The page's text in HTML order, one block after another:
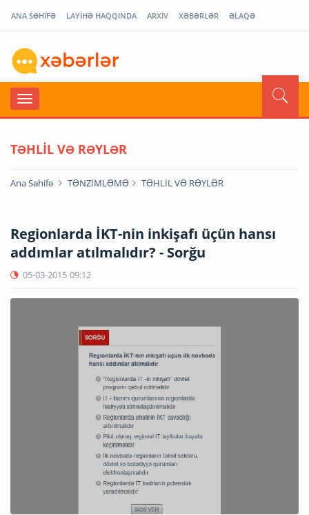
ANA SƏHİFƏ LAYİHƏ HAQQINDA ARXİV XƏBƏRLƏR ƏLAQƏ
TƏHLİL VƏ RƏYLƏR
Ana Səhifə TƏNZİMLƏMƏ TƏHLİL VƏ RƏYLƏR
Regionlarda İKT-nin inkişafı üçün hansı
addımlar atılmalıdır? - Sorğu
05-03-2015 09:12